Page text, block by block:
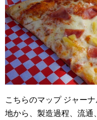
こちらのマップ ジャー
地から、製造過程、流通